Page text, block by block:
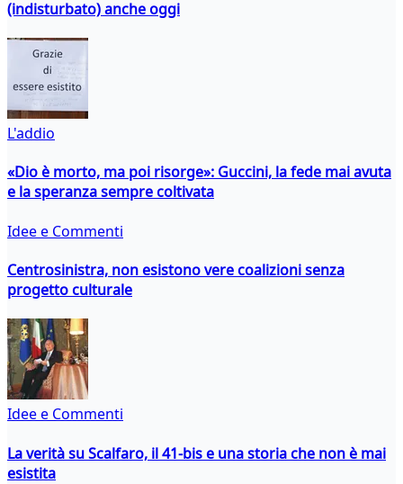
(indisturbato) anche oggi
L'addio
«Dio è morto, ma poi risorge»: Guccini, la fede mai avuta
e la speranza sempre coltivata
Idee e Commenti
Centrosinistra, non esistono vere coalizioni senza
progetto culturale
Idee e Commenti
La verità su Scalfaro, il 41-bis e una storia che non è mai
esistita